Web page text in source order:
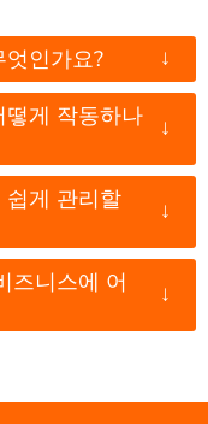
인가요? ↓
게 작동하나
↓
쉽게 관리할
↓
즈니스에 어
↓